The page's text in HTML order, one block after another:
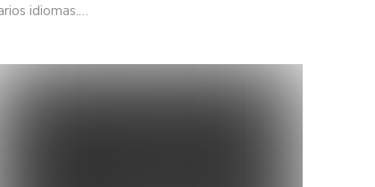
idiomas.…